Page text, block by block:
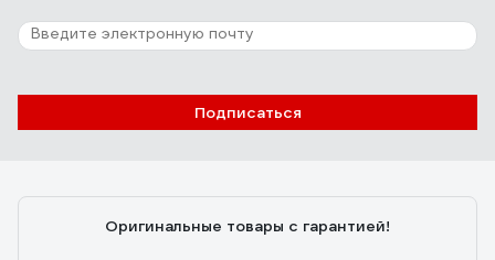
Подписаться
Оригинальные товары с гарантией!